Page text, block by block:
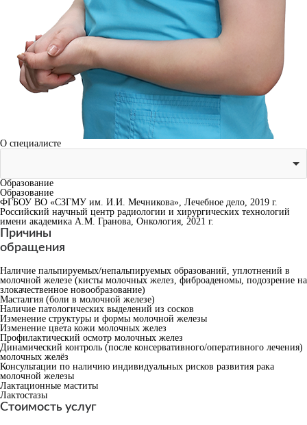
О специалисте
Образование
Образование
ФГБОУ ВО «СЗГМУ им. И.И. Мечникова», Лечебное дело, 2019 г.
Российский научный центр радиологии и хирургических технологий
имени академика А.М. Гранова, Онкология, 2021 г.
Причины
обращения
Наличие пальпируемых/непальпируемых образований, уплотнений в
молочной железе (кисты молочных желез, фиброаденомы, подозрение на
злокачественное новообразование)
Масталгия (боли в молочной железе)
Наличие патологических выделений из сосков
Изменение структуры и формы молочной железы
Изменение цвета кожи молочных желез
Профилактический осмотр молочных желез
Динамический контроль (после консервативного/оперативного лечения)
молочных желёз
Консультации по наличию индивидуальных рисков развития рака
молочной железы
Лактационные маститы
Лактостазы
Стоимость услуг